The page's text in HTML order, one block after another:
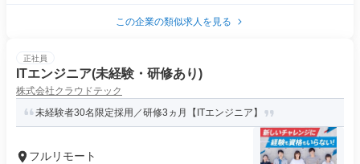
この企業の類似求人を見る
正社員
ITエンジニア(未経験・研修あり)
株式会社クラウドテック
未経験者30名限定採用／研修3ヵ月【ITエンジニア】
フルリモート